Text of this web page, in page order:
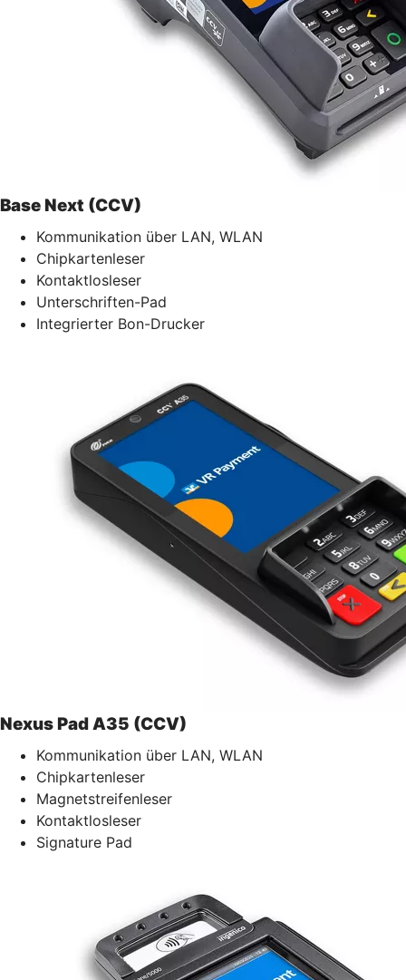
Base Next (CCV)
Kommunikation über LAN, WLAN
Chipkartenleser
Kontaktlosleser
Unterschriften-Pad
Integrierter Bon-Drucker
Nexus Pad A35 (CCV)
Kommunikation über LAN, WLAN
Chipkartenleser
Magnetstreifenleser
Kontaktlosleser
Signature Pad